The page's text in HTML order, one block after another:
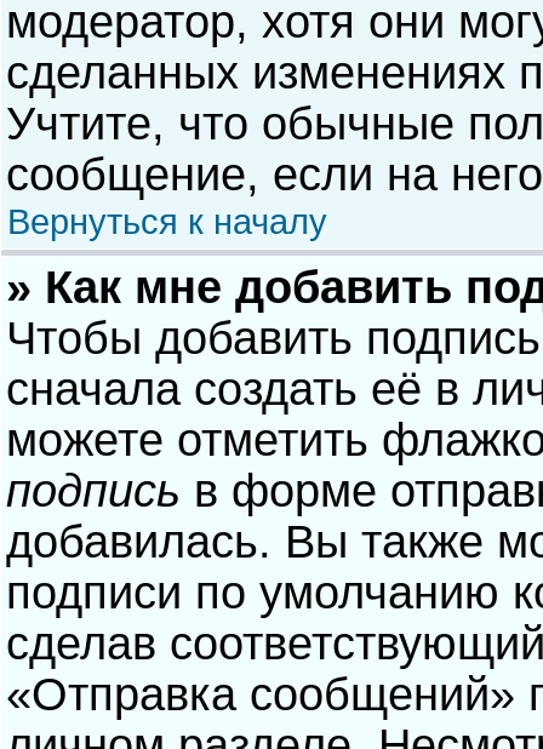
модератор, хотя они
сделанных изменениях
Учтите, что обычные
сообщение, если на
Вернуться к началу
» Как мне добавить
Чтобы добавить
сначала создать её в
можете отметить
подпись в форме
добавилась. Вы также
подписи по умолчанию
сделав
«Отправка сообщений»